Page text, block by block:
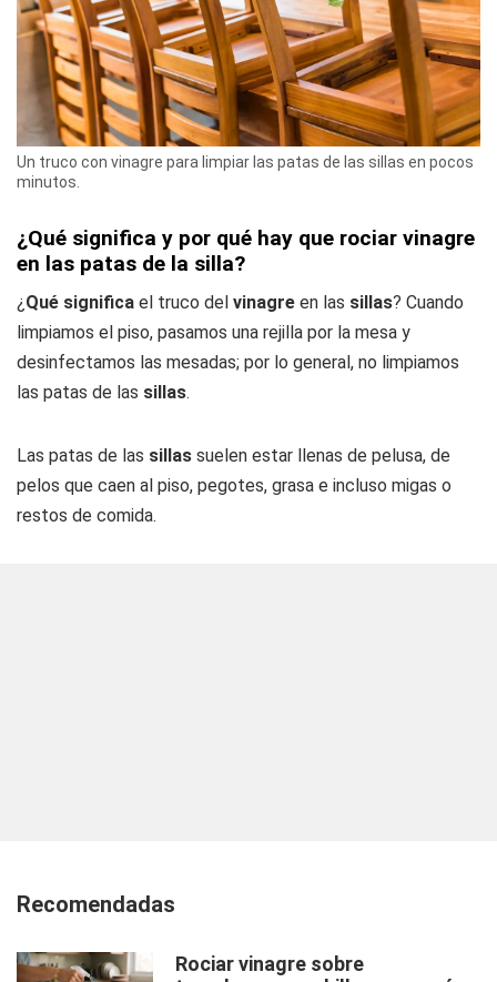
Un truco con vinagre para limpiar las patas de las sillas en pocos
minutos.
¿Qué significa y por qué hay que rociar vinagre
en las patas de la silla?
¿ Qué significa el truco del vinagre en las sillas? Cuando
limpiamos el piso, pasamos una rejilla por la mesa y
desinfectamos las mesadas; por lo general, no limpiamos
las patas de las sillas.
Las patas de las sillas suelen estar llenas de pelusa, de
pelos que caen al piso, pegotes, grasa e incluso migas o
restos de comida.
Recomendadas
Rociar vinagre sobre